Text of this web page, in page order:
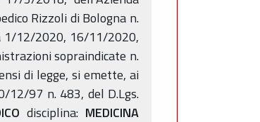
Rizzoli di Bologna n.
1/12/2020, 16/11/2020,
sopraindicate n.
di legge, si emette, ai
12/97 n. 483, del D.Lgs.
disciplina: MEDICINA